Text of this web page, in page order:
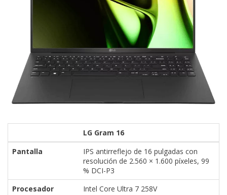
LG Gram 16
Pantalla
IPS antirreflejo de 16 pulgadas con
resolución de 2.560 × 1.600 píxeles, 99
% DCI-P3
Procesador
Intel Core Ultra 7 258V